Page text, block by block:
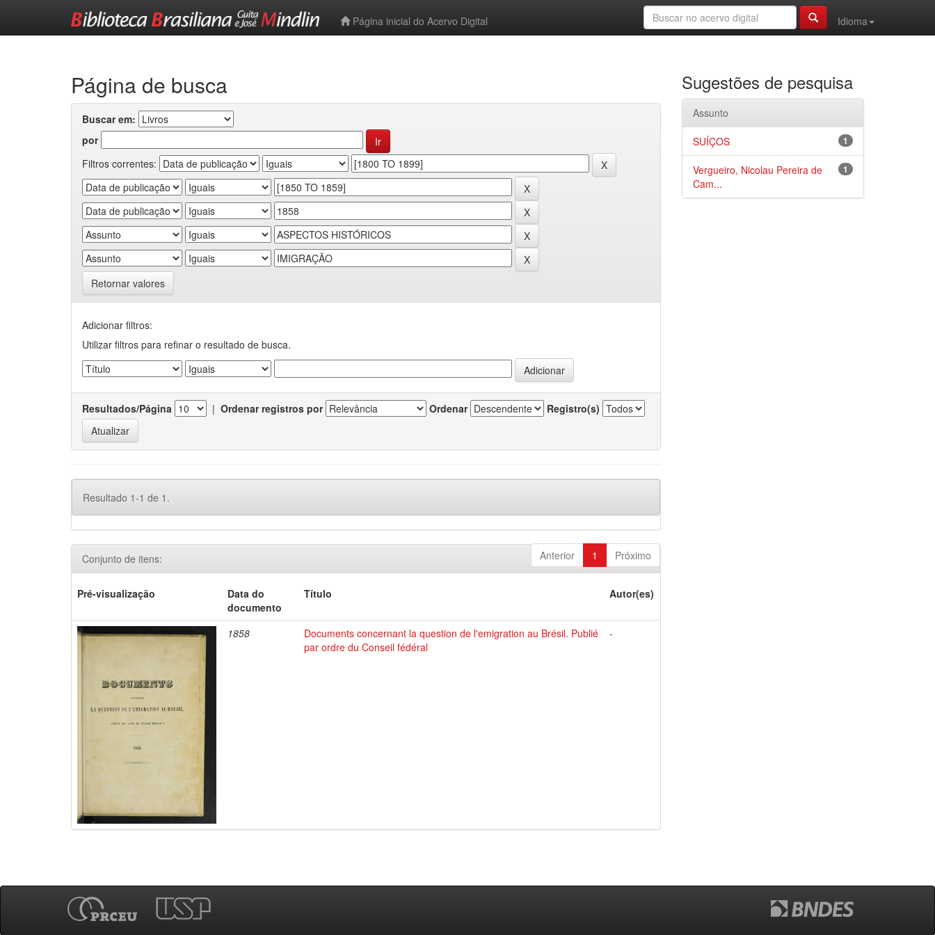
Página inicial do Acervo Digital
Idioma
Página de busca
Buscar em:
por
Filtros correntes:
Retornar valores
Adicionar filtros:
Utilizar filtros para refinar o resultado de busca.
Resultados/Página | Ordenar registros por Ordenar Registro(s)
Resultado 1-1 de 1.
Anterior 1 Próximo
Conjunto de itens:
Pré-visualização
Data do
documento
Título Autor(es)
1858
Documents concernant la question de l'emigration au Brésil. Publié
par ordre du Conseil fédéral
-
Sugestões de pesquisa
Assunto
1
SUÍÇOS
1
Vergueiro, Nicolau Pereira de
Cam...